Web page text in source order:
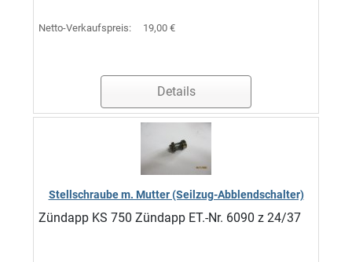
Netto-Verkaufspreis: 19,00 €
Details
Stellschraube m. Mutter (Seilzug-Abblendschalter)
Zündapp KS 750 Zündapp ET.-Nr. 6090 z 24/37